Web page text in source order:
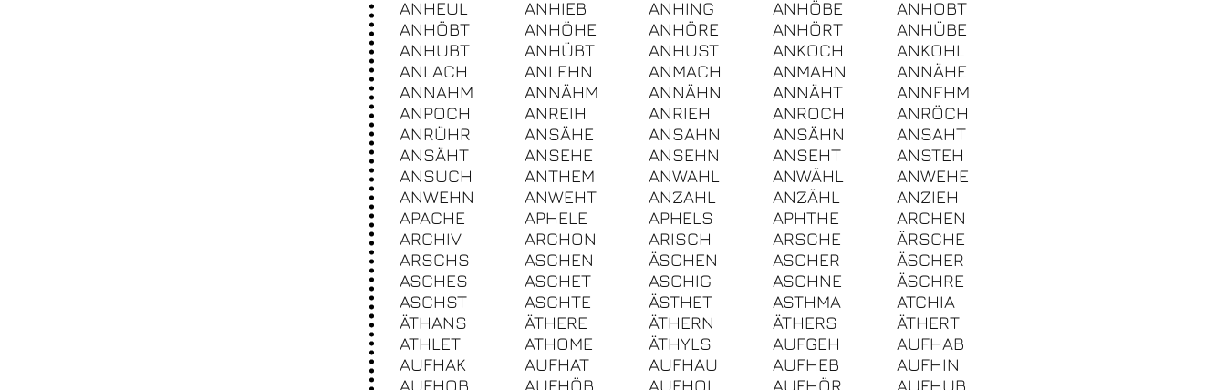
ANHEUL
ANHIEB ANHING ANHÖBE
ANHOBT
ANHÖBT
ANHÖHE ANHÖRE ANHÖRT
ANHÜBE
ANHUBT
ANHÜBT ANHUST ANKOCH
ANKOHL
ANLACH
ANLEHN ANMACH ANMAHN
ANNÄHE
ANNAHM
ANNÄHM ANNÄHN ANNÄHT
ANNEHM
ANPOCH
ANREIH ANRIEH ANROCH
ANRÖCH
ANRÜHR
ANSÄHE ANSAHN ANSÄHN
ANSAHT
ANSÄHT
ANSEHE ANSEHN ANSEHT
ANSTEH
ANSUCH
ANTHEM ANWAHL ANWÄHL
ANWEHE
ANWEHN
ANWEHT ANZAHL ANZÄHL
ANZIEH
APACHE
APHELE APHELS APHTHE
ARCHEN
ARCHIV
ARCHON ARISCH ARSCHE
ÄRSCHE
ARSCHS
ASCHEN ÄSCHEN ASCHER
ÄSCHER
ASCHES
ASCHET ASCHIG ASCHNE
ÄSCHRE
ASCHST
ASCHTE ÄSTHET ASTHMA
ATCHIA
ÄTHANS
ÄTHERE ÄTHERN ÄTHERS
ÄTHERT
ATHLET
ATHOME ÄTHYLS AUFGEH
AUFHAB
AUFHAK
AUFHAT AUFHAU AUFHEB
AUFHIN
AUFHOB
AUFHÖB AUFHOL AUFHÖR
AUFHUB